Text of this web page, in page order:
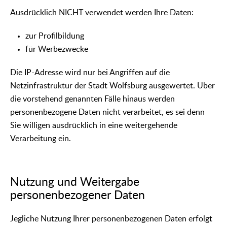
Ausdrücklich NICHT verwendet werden Ihre Daten:
zur Profilbildung
für Werbezwecke
Die IP-Adresse wird nur bei Angriffen auf die
Netzinfrastruktur der Stadt Wolfsburg ausgewertet. Über
die vorstehend genannten Fälle hinaus werden
personenbezogene Daten nicht verarbeitet, es sei denn
Sie willigen ausdrücklich in eine weitergehende
Verarbeitung ein.
Nutzung und Weitergabe
personenbezogener Daten
Jegliche Nutzung Ihrer personenbezogenen Daten erfolgt